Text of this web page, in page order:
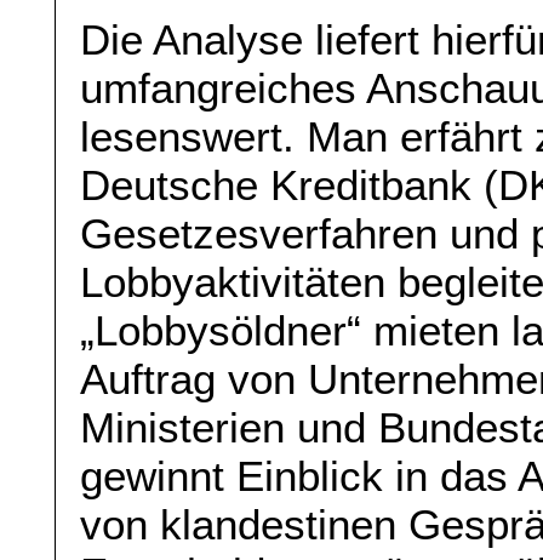
Die Analyse liefert
umfangreiches
lesenswert. Man
Deutsche Kreditbank
Gesetzesverfahren und
Lobbyaktivitäten
„Lobbysöldner“ mieten
Auftrag von
Ministerien und
gewinnt Einblick in das
von klandestinen